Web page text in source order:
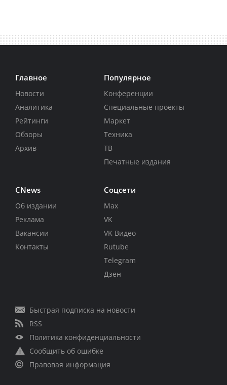
Главное
Новости
Аналитика
Рейтинги
Обзоры
Архив
Популярное
Конференции
Специальные проекты
Маркет
Техника
ТВ
Печатные издания
CNews
Об издании
Реклама
Вакансии
Контакты
Соцсети
Max
VK
VK Видео
Rutube
Telegram
Дзен
Быстрая подписка на новости
RSS
Политика конфиденциальности
Сообщить об ошибке
Правовая информация